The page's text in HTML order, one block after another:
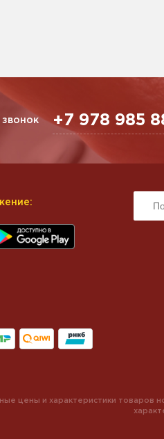
+7 978 985
цены и характеристики товаров